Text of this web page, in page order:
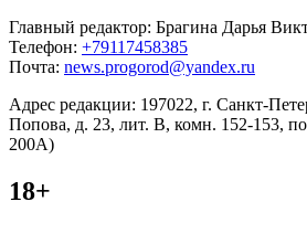
Главный редактор: Брагина Дарья
Телефон: +79117458385
Почта: news.progorod@yandex.ru
Адрес редакции: 197022, г. Санкт-
Попова, д. 23, лит. В, комн. 152-153,
200А)
18+